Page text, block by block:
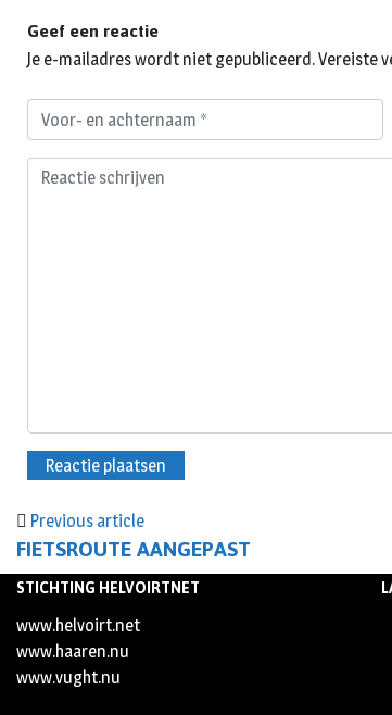
Previous article
FIETSROUTE AANGEPAST
Geef een reactie
Je e-mailadres wordt niet gepubliceerd.Vereiste
STICHTING HELVOIRTNET
www.helvoirt.net
www.haaren.nu
www.vught.nu